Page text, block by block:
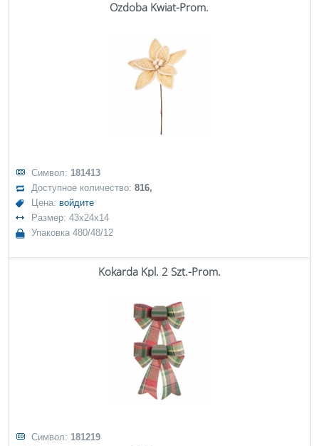
Ozdoba Kwiat-Prom.
Символ: 181413
Доступное количество:816,
Цена: войдите
Размер: 43x24x14
Упаковка 480/48/12
Kokarda Kpl. 2 Szt.-Prom.
Символ: 181219